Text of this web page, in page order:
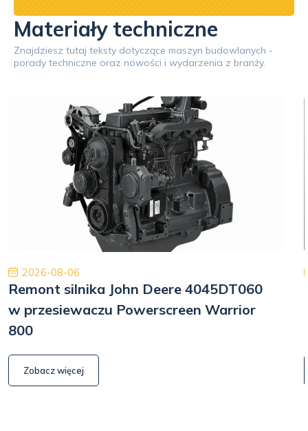
Materiały techniczne
Znajdziesz tutaj teksty dotyczące maszyn budowlanych -
porady techniczne oraz nowości i wydarzenia z branży.
2026-08-06
Remont silnika John Deere 4045DT060
w przesiewaczu Powerscreen Warrior
800
Zobacz więcej